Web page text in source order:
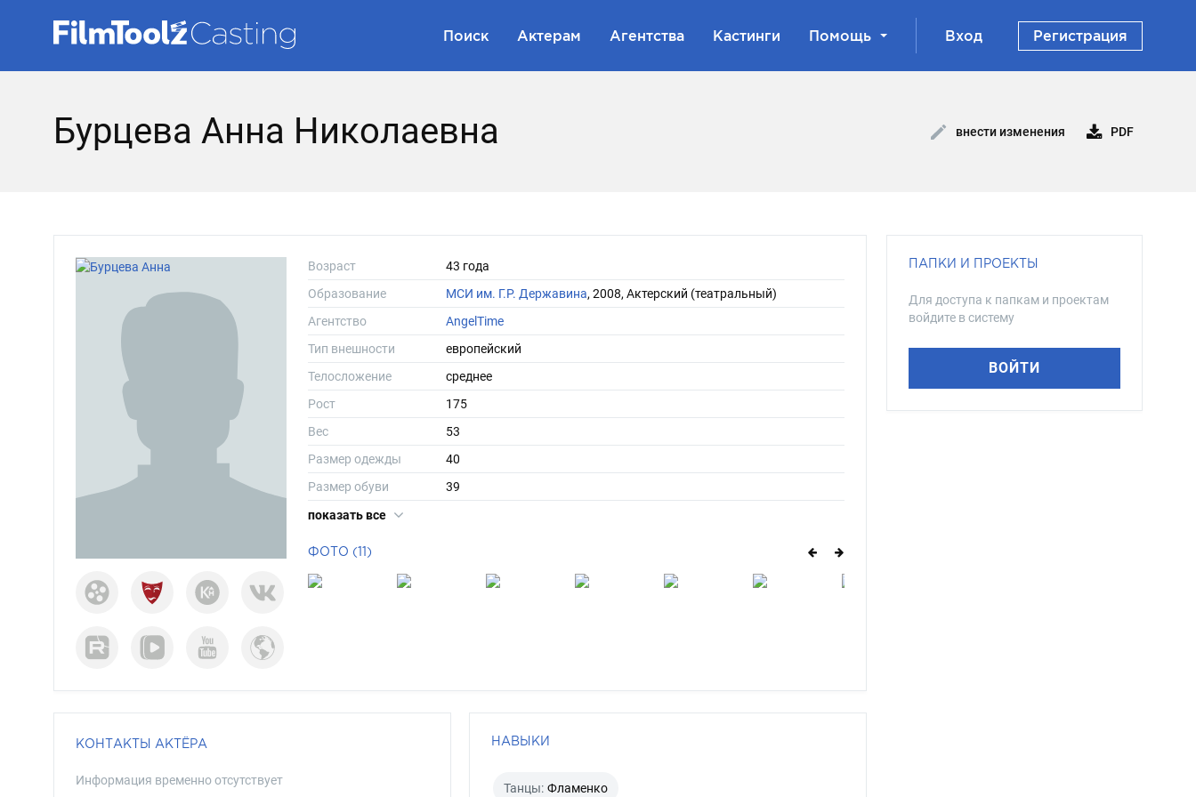
Поиск Актерам Агентства Кастинги Помощь Вход Регистрация
Бурцева Анна Николаевна внести изменения PDF
Возраст
43 года
Образование
МСИ им. Г.Р. Державина, 2008, Актерский (театральный)
Агентство
AngelTime
Тип внешности
европейский
Телосложение
среднее
Рост
175
Вес
53
Размер одежды
40
Размер обуви
39
Длина волос
показать все
ФОТО (11)
КОНТАКТЫ АКТЁРА
Информация временно отсутствует
НАВЫКИ
Танцы: Фламенко
ПАПКИ И ПРОЕКТЫ
Для доступа к папкам и проектам
войдите в систему
ВОЙТИ